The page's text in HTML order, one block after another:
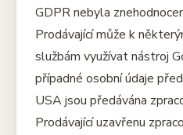
GDPR nebyla
Prodávající může k
službám využívat nástroj
případné osobní údaje
USA jsou předávána
Prodávající uzavřenu